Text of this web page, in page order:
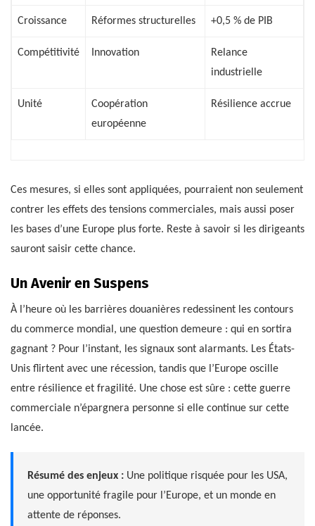
Croissance Réformes structurelles +0,5 % de PIB
Compétitivité Innovation
Relance
industrielle
Unité
Coopération
européenne
Résilience accrue
Ces mesures, si elles sont appliquées, pourraient non seulement
contrer les effets des tensions commerciales, mais aussi poser
les bases d’une Europe plus forte. Reste à savoir si les dirigeants
sauront saisir cette chance.
Un Avenir en Suspens
À l’heure où les barrières douanières redessinent les contours
du commerce mondial, une question demeure : qui en sortira
gagnant ? Pour l’instant, les signaux sont alarmants. Les États-
Unis flirtent avec une récession, tandis que l’Europe oscille
entre résilience et fragilité. Une chose est sûre : cette guerre
commerciale n’épargnera personne si elle continue sur cette
lancée.
Résumé des enjeux : Une politique risquée pour les USA,
une opportunité fragile pour l’Europe, et un monde en
attente de réponses.